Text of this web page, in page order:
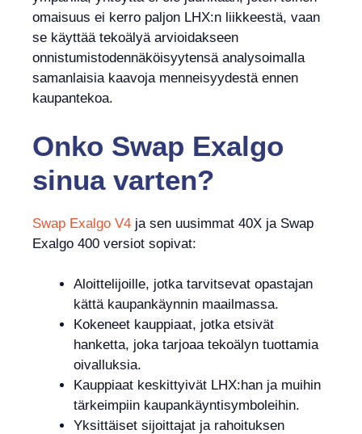
omaisuus ei kerro paljon LHX:n liikkeestä, vaan
se käyttää tekoälyä arvioidakseen
onnistumistodennäköisyytensä analysoimalla
samanlaisia ​​kaavoja menneisyydestä ennen
kaupantekoa.
Onko Swap Exalgo
sinua varten?
Swap Exalgo V4 ja sen uusimmat 40X ja Swap
Exalgo 400 versiot sopivat:
Aloittelijoille, jotka tarvitsevat opastajan
kättä kaupankäynnin maailmassa.
Kokeneet kauppiaat, jotka etsivät
hanketta, joka tarjoaa tekoälyn tuottamia
oivalluksia.
Kauppiaat keskittyivät LHX:han ja muihin
tärkeimpiin kaupankäyntisymboleihin.
Yksittäiset sijoittajat ja rahoituksen